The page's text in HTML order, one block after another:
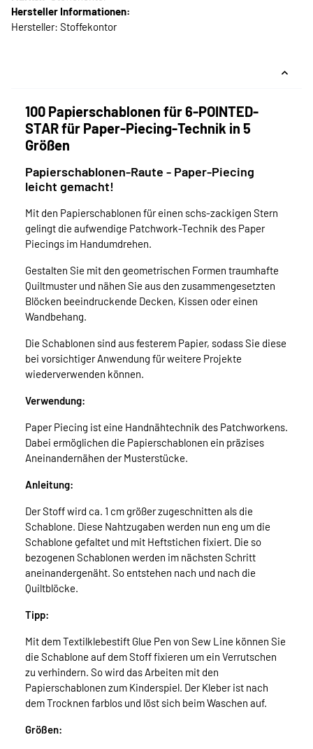
Hersteller Informationen:
Hersteller: Stoffekontor
100 Papierschablonen für 6-POINTED-
STAR für Paper-Piecing-Technik in 5
Größen
Papierschablonen-Raute - Paper-Piecing
leicht gemacht!
Mit den Papierschablonen für einen schs-zackigen Stern
gelingt die aufwendige Patchwork-Technik des Paper
Piecings im Handumdrehen.
Gestalten Sie mit den geometrischen Formen traumhafte
Quiltmuster und nähen Sie aus den zusammengesetzten
Blöcken beeindruckende Decken, Kissen oder einen
Wandbehang.
Die Schablonen sind aus festerem Papier, sodass Sie diese
bei vorsichtiger Anwendung für weitere Projekte
wiederverwenden können.
Verwendung:
Paper Piecing ist eine Handnähtechnik des Patchworkens.
Dabei ermöglichen die Papierschablonen ein präzises
Aneinandernähen der Musterstücke.
Anleitung:
Der Stoff wird ca. 1 cm größer zugeschnitten als die
Schablone. Diese Nahtzugaben werden nun eng um die
Schablone gefaltet und mit Heftstichen fixiert. Die so
bezogenen Schablonen werden im nächsten Schritt
aneinandergenäht. So entstehen nach und nach die
Quiltblöcke.
Tipp:
Mit dem Textilklebestift Glue Pen von Sew Line können Sie
die Schablone auf dem Stoff fixieren um ein Verrutschen
zu verhindern. So wird das Arbeiten mit den
Papierschablonen zum Kinderspiel. Der Kleber ist nach
dem Trocknen farblos und löst sich beim Waschen auf.
Größen: